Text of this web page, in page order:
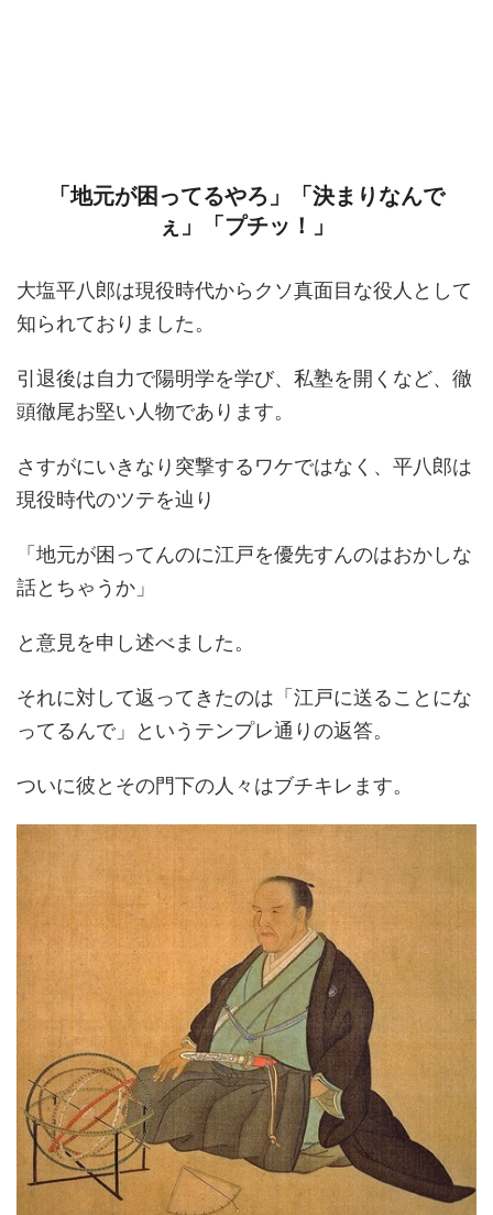
「地元が困ってるやろ」「決まりなんで
ぇ」「プチッ！」
大塩平八郎は現役時代からクソ真面目な役人として
知られておりました。
引退後は自力で陽明学を学び、私塾を開くなど、徹
頭徹尾お堅い人物であります。
さすがにいきなり突撃するワケではなく、平八郎は
現役時代のツテを辿り
「地元が困ってんのに江戸を優先すんのはおかしな
話とちゃうか」
と意見を申し述べました。
それに対して返ってきたのは「江戸に送ることにな
ってるんで」というテンプレ通りの返答。
ついに彼とその門下の人々はブチキレます。